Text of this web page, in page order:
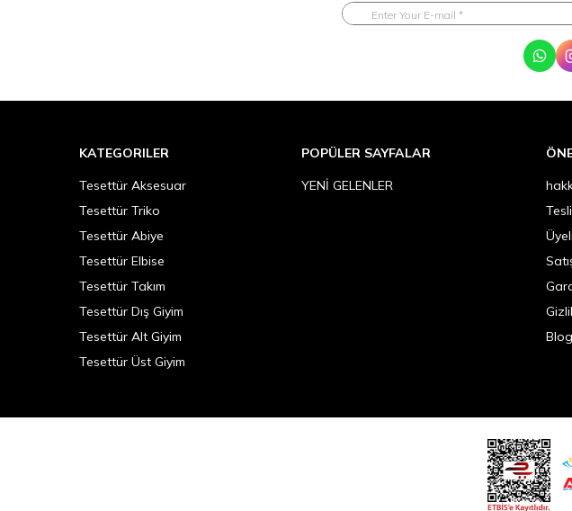
KATEGORILER
Tesettür Aksesuar
Tesettür Triko
Tesettür Abiye
Tesettür Elbise
Tesettür Takım
Tesettür Dış Giyim
Tesettür Alt Giyim
Tesettür Üst Giyim
POPÜLER SAYFALAR
YENİ GELENLER
Blog